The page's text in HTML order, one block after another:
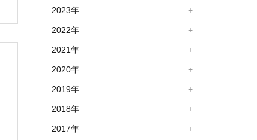
2023年
2022年
2021年
2020年
2019年
2018年
2017年